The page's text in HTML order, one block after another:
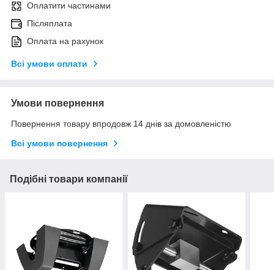
Оплатити частинами
Післяплата
Оплата на рахунок
Всі умови оплати
Умови повернення
Повернення товару впродовж 14 днів за домовленістю
Всі умови повернення
Подібні товари компанії